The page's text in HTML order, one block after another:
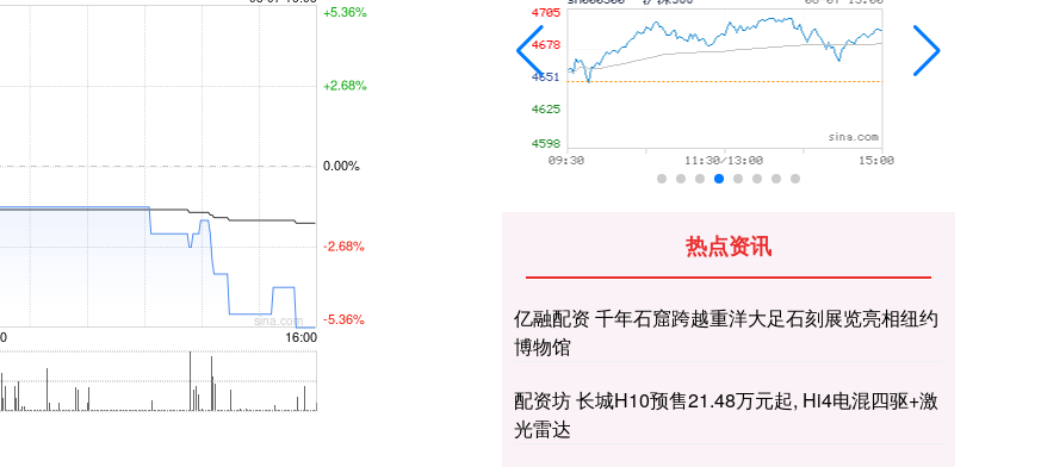
热点资讯
亿融配资 千年石窟跨越重洋大足石刻展览亮相纽约
博物馆
配资坊 长城H10预售21.48万元起, Hi4电混四驱+激
光雷达